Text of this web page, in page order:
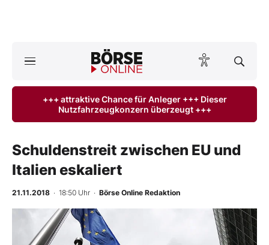
ktuelle Ausgabe BÖRSE ONLINE lesen
Finanz-Check
BO-Musterdepots
+++ attraktive Chance für Anleger +++ Dieser
Nutzfahrzeugkonzern überzeugt +++
Schuldenstreit zwischen EU und
Italien eskaliert
21.11.2018 · 18:50 Uhr · Börse Online Redaktion